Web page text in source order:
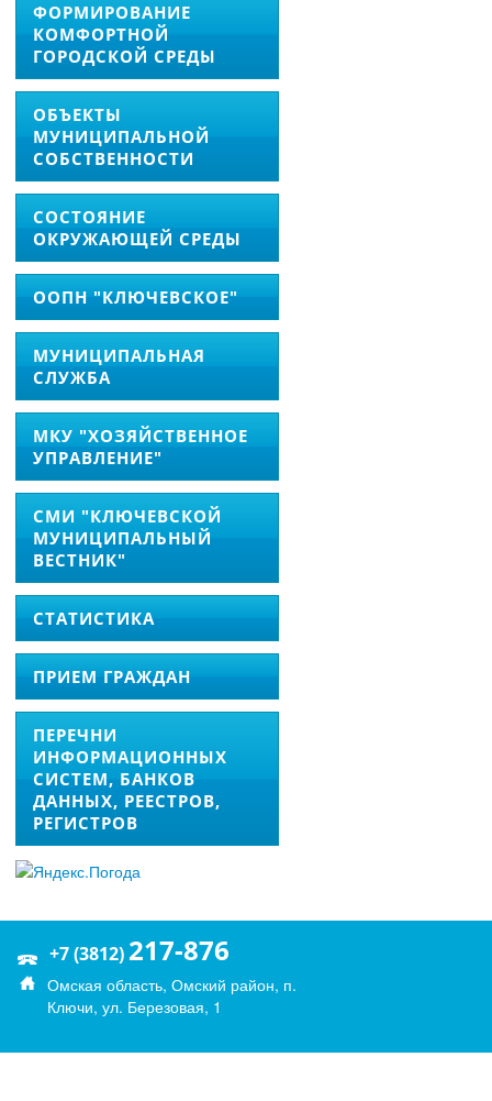
ФОРМИРОВАНИЕ
КОМФОРТНОЙ
ГОРОДСКОЙ СРЕДЫ
ОБЪЕКТЫ
МУНИЦИПАЛЬНОЙ
СОБСТВЕННОСТИ
СОСТОЯНИЕ
ОКРУЖАЮЩЕЙ СРЕДЫ
ООПН "КЛЮЧЕВСКОЕ"
МУНИЦИПАЛЬНАЯ
СЛУЖБА
МКУ "ХОЗЯЙСТВЕННОЕ
УПРАВЛЕНИЕ"
СМИ "КЛЮЧЕВСКОЙ
МУНИЦИПАЛЬНЫЙ
ВЕСТНИК"
СТАТИСТИКА
ПРИЕМ ГРАЖДАН
ПЕРЕЧНИ
ИНФОРМАЦИОННЫХ
СИСТЕМ, БАНКОВ
ДАННЫХ, РЕЕСТРОВ,
РЕГИСТРОВ
+7 (3812) 217-876
Омская область, Омский район, п.
Ключи, ул. Березовая, 1